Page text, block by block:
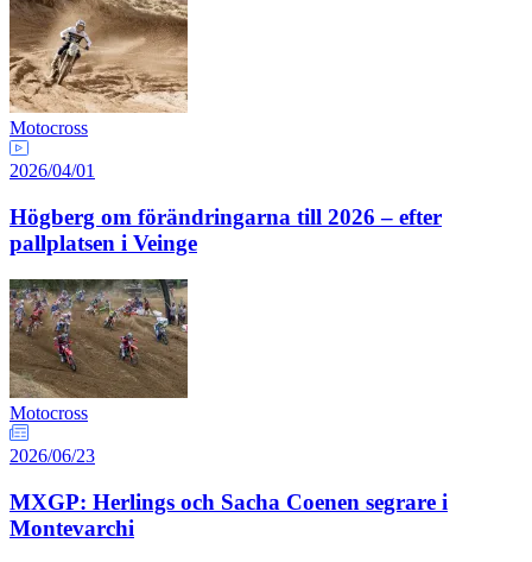
Motocross
2026/04/01
Högberg om förändringarna till 2026 – efter
pallplatsen i Veinge
Motocross
2026/06/23
MXGP: Herlings och Sacha Coenen segrare i
Montevarchi